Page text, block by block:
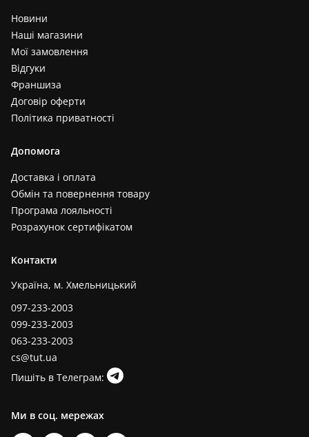
Новини
Наші магазини
Мої замовлення
Відгуки
Франшиза
Договір оферти
Політика приватності
Допомога
Доставка і оплата
Обмін та повернення товару
Програма лояльності
Розрахунок сертифікатом
Контакти
Україна, м. Хмельницький
097-233-2003
099-233-2003
063-233-2003
cs@tut.ua
Пишіть в Телеграм:
Ми в соц. мережах